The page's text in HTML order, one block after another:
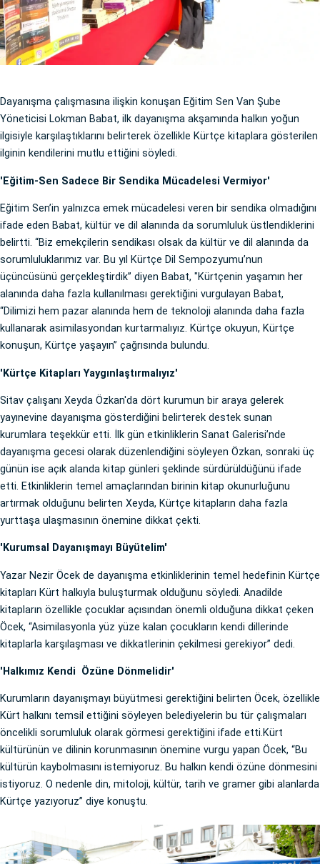
Dayanışma çalışmasına ilişkin konuşan Eğitim Sen Van Şube
Yöneticisi Lokman Babat, ilk dayanışma akşamında halkın yoğun
ilgisiyle karşılaştıklarını belirterek özellikle Kürtçe kitaplara gösterilen
ilginin kendilerini mutlu ettiğini söyledi.
'Eğitim-Sen Sadece Bir Sendika Mücadelesi Vermiyor'
Eğitim Sen’in yalnızca emek mücadelesi veren bir sendika olmadığını
ifade eden Babat, kültür ve dil alanında da sorumluluk üstlendiklerini
belirtti. “Biz emekçilerin sendikası olsak da kültür ve dil alanında da
sorumluluklarımız var. Bu yıl Kürtçe Dil Sempozyumu’nun
üçüncüsünü gerçekleştirdik” diyen Babat, "Kürtçenin yaşamın her
alanında daha fazla kullanılması gerektiğini vurgulayan Babat,
“Dilimizi hem pazar alanında hem de teknoloji alanında daha fazla
kullanarak asimilasyondan kurtarmalıyız. Kürtçe okuyun, Kürtçe
konuşun, Kürtçe yaşayın” çağrısında bulundu.
'Kürtçe Kitapları Yaygınlaştırmalıyız'
Sitav çalışanı Xeyda Özkan'da dört kurumun bir araya gelerek
yayınevine dayanışma gösterdiğini belirterek destek sunan
kurumlara teşekkür etti. İlk gün etkinliklerin Sanat Galerisi’nde
dayanışma gecesi olarak düzenlendiğini söyleyen Özkan, sonraki üç
günün ise açık alanda kitap günleri şeklinde sürdürüldüğünü ifade
etti. Etkinliklerin temel amaçlarından birinin kitap okunurluğunu
artırmak olduğunu belirten Xeyda, Kürtçe kitapların daha fazla
yurttaşa ulaşmasının önemine dikkat çekti.
'Kurumsal Dayanışmayı Büyütelim'
Yazar Nezir Öcek de dayanışma etkinliklerinin temel hedefinin Kürtçe
kitapları Kürt halkıyla buluşturmak olduğunu söyledi. Anadilde
kitapların özellikle çocuklar açısından önemli olduğuna dikkat çeken
Öcek, “Asimilasyonla yüz yüze kalan çocukların kendi dillerinde
kitaplarla karşılaşması ve dikkatlerinin çekilmesi gerekiyor” dedi.
'Halkımız Kendi Özüne Dönmelidir'
Kurumların dayanışmayı büyütmesi gerektiğini belirten Öcek, özellikle
Kürt halkını temsil ettiğini söyleyen belediyelerin bu tür çalışmaları
öncelikli sorumluluk olarak görmesi gerektiğini ifade etti.Kürt
kültürünün ve dilinin korunmasının önemine vurgu yapan Öcek, “Bu
kültürün kaybolmasını istemiyoruz. Bu halkın kendi özüne dönmesini
istiyoruz. O nedenle din, mitoloji, kültür, tarih ve gramer gibi alanlarda
Kürtçe yazıyoruz” diye konuştu.